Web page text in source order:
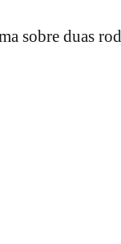
sobre duas